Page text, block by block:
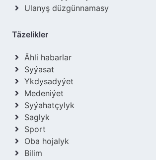
Ulanyş düzgünnamasy
Täzelikler
Ähli habarlar
Syýasat
Ykdysadyýet
Medeniýet
Syýahatçylyk
Saglyk
Sport
Oba hojalyk
Bilim